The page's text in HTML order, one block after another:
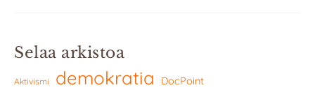
Selaa arkistoa
Aktivismi demokratia DocPoint